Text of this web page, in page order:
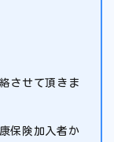
させて頂きま
保険加入者か